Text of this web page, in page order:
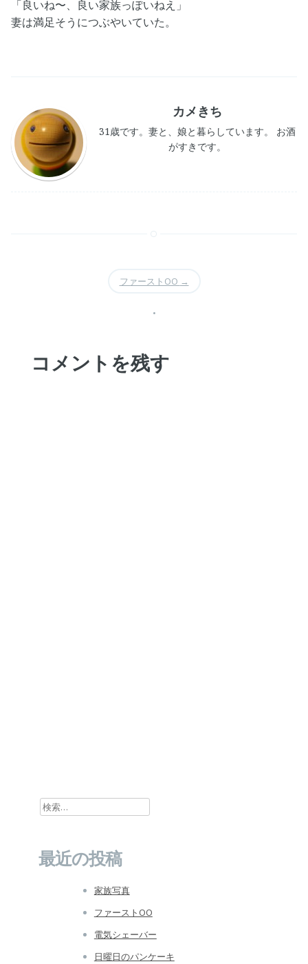
「良いね〜、良い家族っぽいねえ」
妻は満足そうにつぶやいていた。
カメきち
31歳です。妻と、娘と暮らしています。 お酒
がすきです。
ファーストOO →
•
コメントを残す
検索:
最近の投稿
家族写真
ファーストOO
電気シェーバー
日曜日のパンケーキ